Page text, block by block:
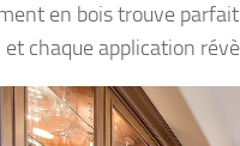
en bois trouve
et chaque application